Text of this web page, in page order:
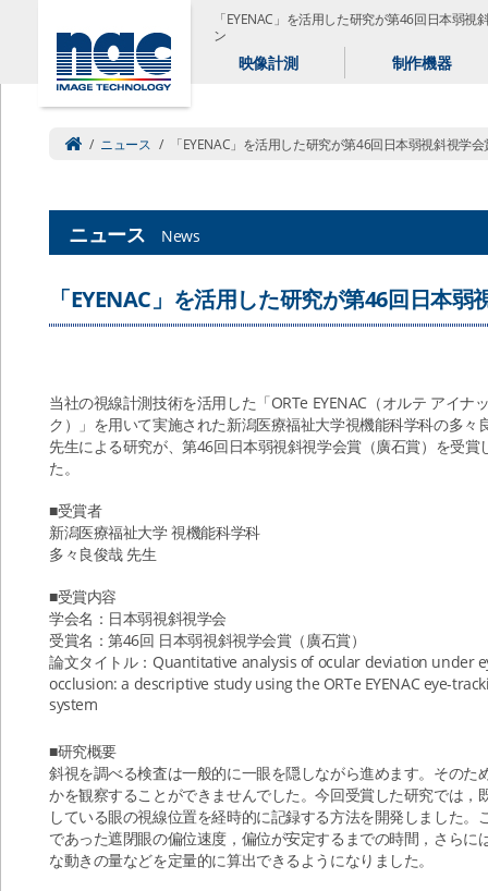
「EYENAC」を活用した研究が第46回日本弱
ン
映像計測 制作機器
/ ニュース / 「EYENAC」を活用した研究が第46回日本弱視斜視学
ニュース News
「EYENAC」を活用した研究が第46回日本
当社の視線計測技術を活用した「ORTe EYENAC（オルテ アイナ
ク）」を用いて実施された新潟医療福祉大学視機能科学科の多々
先生による研究が、第46回日本弱視斜視学会賞（廣石賞）を受賞
た。
■受賞者
新潟医療福祉大学 視機能科学科
多々良俊哉 先生
■受賞内容
学会名：日本弱視斜視学会
受賞名：第46回 日本弱視斜視学会賞（廣石賞）
論文タイトル：Quantitative analysis of ocular deviation under
occlusion: a descriptive study using the ORTe EYENAC eye-
system
■研究概要
斜視を調べる検査は一般的に一眼を隠しながら進めます。その
かを観察することができませんでした。今回受賞した研究では
している眼の視線位置を経時的に記録する方法を開発しました
であった遮閉眼の偏位速度，偏位が安定するまでの時間，さら
な動きの量などを定量的に算出できるようになりました。